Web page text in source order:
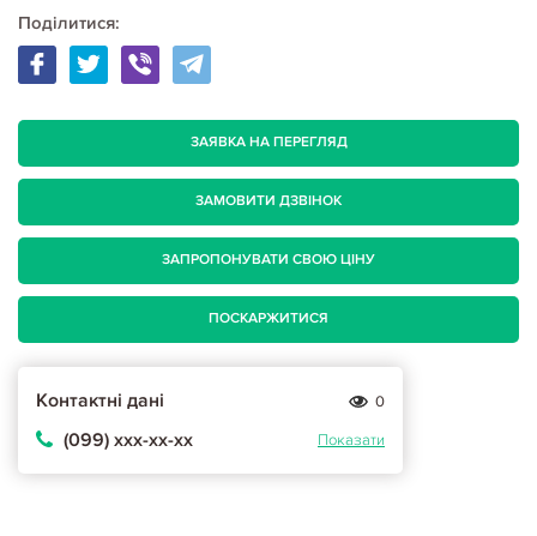
Поділитися:
ЗАЯВКА НА ПЕРЕГЛЯД
ЗАМОВИТИ ДЗВІНОК
ЗАПРОПОНУВАТИ СВОЮ ЦІНУ
ПОСКАРЖИТИСЯ
Контактні дані 0
(099) ххх-хх-хх Показати